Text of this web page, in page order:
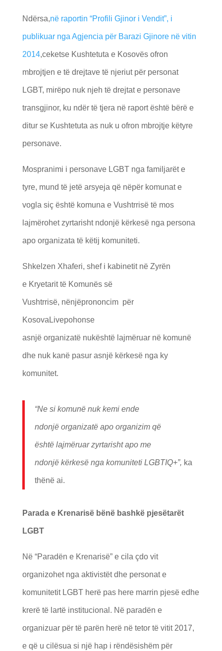
Ndërsa,në raportin “Profili Gjinor i Vendit”, i
publikuar nga Agjencia për Barazi Gjinore në vitin
2014,ceketse Kushtetuta e Kosovës ofron
mbrojtjen e të drejtave të njeriut për personat
LGBT, mirëpo nuk njeh të drejtat e personave
transgjinor, ku ndër të tjera në raport është bërë e
ditur se Kushtetuta as nuk u ofron mbrojtje këtyre
personave.
Mospranimi i personave LGBT nga familjarët e
tyre, mund të jetë arsyeja që nëpër komunat e
vogla siç është komuna e Vushtrrisë të mos
lajmërohet zyrtarisht ndonjë kërkesë nga persona
apo organizata të këtij komuniteti.
Shkelzen Xhaferi, shef i kabinetit në Zyrën
e Kryetarit të Komunës së
Vushtrrisë, nënjëprononcim për
KosovaLivepohonse
asnjë organizatë nukështë lajmëruar në komunë
dhe nuk kanë pasur asnjë kërkesë nga ky
komunitet.
“Ne si komunë nuk kemi ende
ndonjë organizatë apo organizim që
është lajmëruar zyrtarisht apo me
ndonjë kërkesë nga komuniteti LGBTIQ+”, ka
thënë ai.
Parada e Krenarisë bënë bashkë pjesëtarët
LGBT
Në “Paradën e Krenarisë” e cila çdo vit
organizohet nga aktivistët dhe personat e
komunitetit LGBT herë pas here marrin pjesë edhe
krerë të lartë institucional. Në paradën e
organizuar për të parën herë në tetor të vitit 2017,
e që u cilësua si një hap i rëndësishëm për